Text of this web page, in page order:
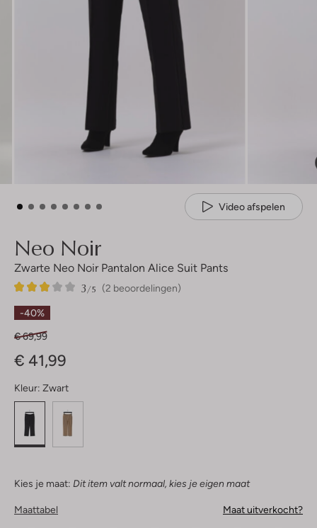
Video afspelen
Neo Noir
Zwarte Neo Noir Pantalon Alice Suit Pants
(2 beoordelingen)
3/5
2
3
Sterren
-40%
€ 69,99
€ 41,99
Kleur: Zwart
Kies je maat: Dit item valt normaal, kies je eigen maat
Maattabel Maat uitverkocht?